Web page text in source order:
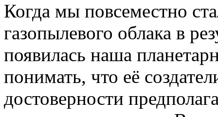
Когда мы повсеместно
газопылевого облака в
появилась наша
понимать, что её
достоверности